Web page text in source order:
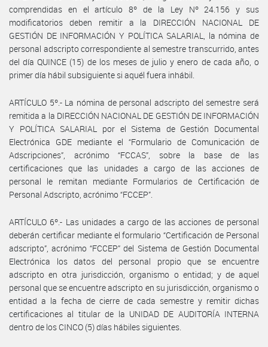
comprendidas en el artículo 8º de la Ley Nº 24.156 y sus
modificatorios deben remitir a la DIRECCIÓN NACIONAL DE
GESTIÓN DE INFORMACIÓN Y POLÍTICA SALARIAL, la nómina de
personal adscripto correspondiente al semestre transcurrido, antes
del día QUINCE (15) de los meses de julio y enero de cada año, o
primer día hábil subsiguiente si aquél fuera inhábil.
ARTÍCULO 5º.- La nómina de personal adscripto del semestre será
remitida a la DIRECCIÓN NACIONAL DE GESTIÓN DE INFORMACIÓN
Y POLÍTICA SALARIAL por el Sistema de Gestión Documental
Electrónica GDE mediante el “Formulario de Comunicación de
Adscripciones”, acrónimo “FCCAS”, sobre la base de las
certificaciones que las unidades a cargo de las acciones de
personal le remitan mediante Formularios de Certificación de
Personal Adscripto, acrónimo “FCCEP”.
ARTÍCULO 6º.- Las unidades a cargo de las acciones de personal
deberán certificar mediante el formulario “Certificación de Personal
adscripto”, acrónimo “FCCEP” del Sistema de Gestión Documental
Electrónica los datos del personal propio que se encuentre
adscripto en otra jurisdicción, organismo o entidad; y de aquel
personal que se encuentre adscripto en su jurisdicción, organismo o
entidad a la fecha de cierre de cada semestre y remitir dichas
certificaciones al titular de la UNIDAD DE AUDITORÍA INTERNA
dentro de los CINCO (5) días hábiles siguientes.